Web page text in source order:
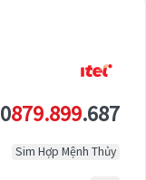
0879.899.687
Sim Hợp Mệnh Thủy